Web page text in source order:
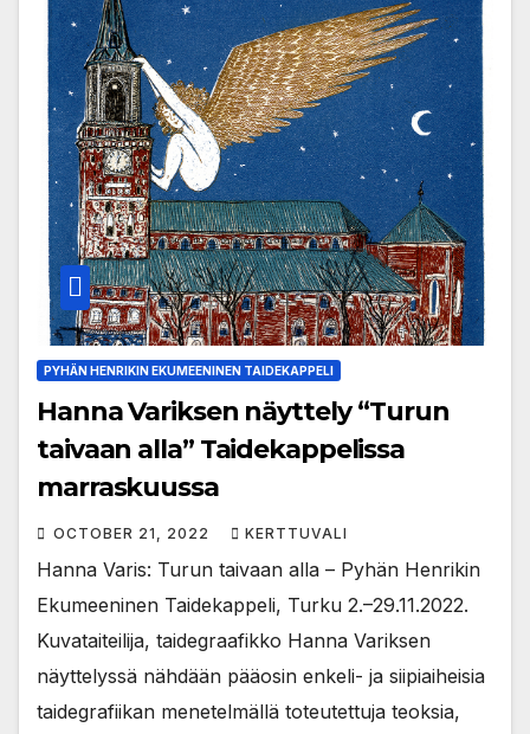
PYHÄN HENRIKIN EKUMEENINEN TAIDEKAPPELI
Hanna Variksen näyttely “Turun
taivaan alla” Taidekappelissa
marraskuussa
OCTOBER 21, 2022 KERTTUVALI
Hanna Varis: Turun taivaan alla – Pyhän Henrikin
Ekumeeninen Taidekappeli, Turku 2.–29.11.2022.
Kuvataiteilija, taidegraafikko Hanna Variksen
näyttelyssä nähdään pääosin enkeli- ja siipiaiheisia
taidegrafiikan menetelmällä toteutettuja teoksia,